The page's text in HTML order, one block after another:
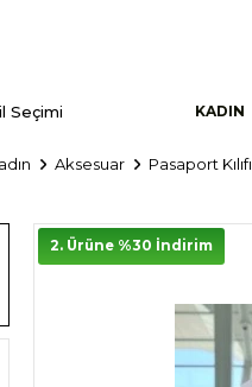
Seçimi KADIN
Aksesuar Pasaport Kılıfı
2. Ürüne %30 İndirim